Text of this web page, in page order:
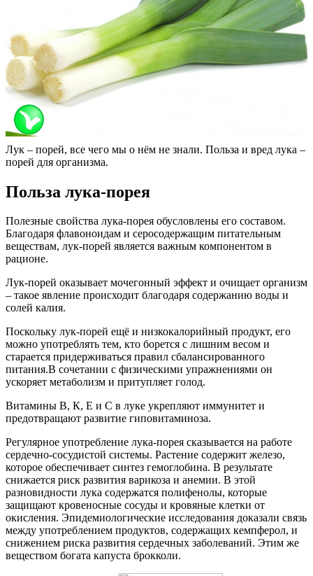
Лук – порей, все чего мы о нём не знали. Польза и вред лука –
порей для организма.
Польза лука-порея
Полезные свойства лука-порея обусловлены его составом.
Благодаря флавоноидам и серосодержащим питательным
веществам, лук-порей является важным компонентом в
рационе.
Лук-порей оказывает мочегонный эффект и очищает организм
‒ такое явление происходит благодаря содержанию воды и
солей калия.
Поскольку лук-порей ещё и низкокалорийный продукт, его
можно употреблять тем, кто борется с лишним весом и
старается придерживаться правил сбалансированного
питания.В сочетании с физическими упражнениями он
ускоряет метаболизм и притупляет голод.
Витамины В, К, Е и С в луке укрепляют иммунитет и
предотвращают развитие гиповитаминоза.
Регулярное употребление лука-порея сказывается на работе
сердечно-сосудистой системы. Растение содержит железо,
которое обеспечивает синтез гемоглобина. В результате
снижается риск развития варикоза и анемии. В этой
разновидности лука содержатся полифенолы, которые
защищают кровеносные сосуды и кровяные клетки от
окисления. Эпидемиологические исследования доказали связь
между употреблением продуктов, содержащих кемпферол, и
снижением риска развития сердечных заболеваний. Этим же
веществом богата капуста брокколи.